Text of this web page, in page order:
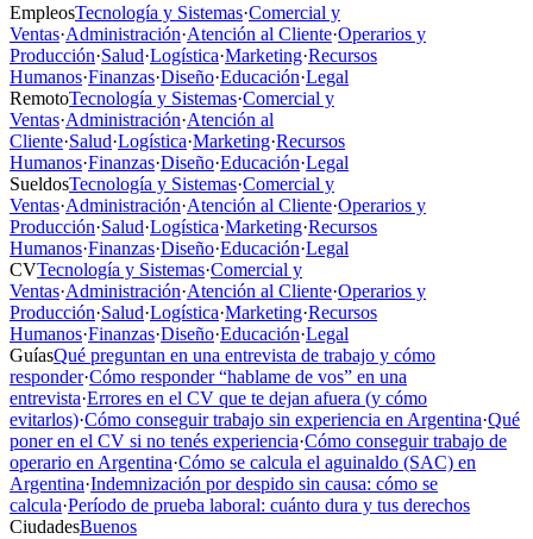
EmpleosTecnología y Sistemas·Comercial y
Ventas·Administración·Atención al Cliente·Operarios y
Producción·Salud·Logística·Marketing·Recursos
Humanos·Finanzas·Diseño·Educación·Legal
RemotoTecnología y Sistemas·Comercial y
Ventas·Administración·Atención al
Cliente·Salud·Logística·Marketing·Recursos
Humanos·Finanzas·Diseño·Educación·Legal
SueldosTecnología y Sistemas·Comercial y
Ventas·Administración·Atención al Cliente·Operarios y
Producción·Salud·Logística·Marketing·Recursos
Humanos·Finanzas·Diseño·Educación·Legal
CVTecnología y Sistemas·Comercial y
Ventas·Administración·Atención al Cliente·Operarios y
Producción·Salud·Logística·Marketing·Recursos
Humanos·Finanzas·Diseño·Educación·Legal
GuíasQué preguntan en una entrevista de trabajo y cómo
responder·Cómo responder “hablame de vos” en una
entrevista·Errores en el CV que te dejan afuera (y cómo
evitarlos)·Cómo conseguir trabajo sin experiencia en Argentina·Qué
poner en el CV si no tenés experiencia·Cómo conseguir trabajo de
operario en Argentina·Cómo se calcula el aguinaldo (SAC) en
Argentina·Indemnización por despido sin causa: cómo se
calcula·Período de prueba laboral: cuánto dura y tus derechos
CiudadesBuenos